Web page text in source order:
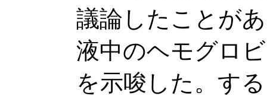
議論したことが
液中のヘモグロ
を示唆した。す